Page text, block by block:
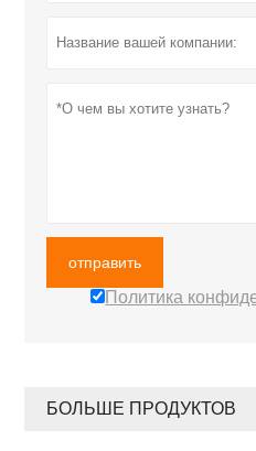
отправить
Политика
БОЛЬШЕ ПРОДУКТОВ